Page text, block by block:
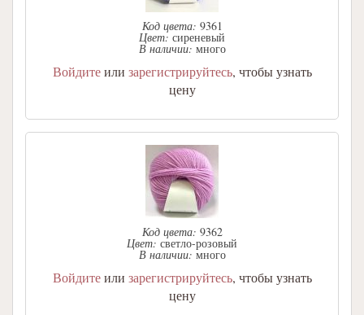
Код цвета: 9361
Цвет: сиреневый
В наличии: много
Войдитеили зарегистрируйтесь, чтобы узнать
цену
Код цвета: 9362
Цвет: светло-розовый
В наличии: много
Войдитеили зарегистрируйтесь, чтобы узнать
цену